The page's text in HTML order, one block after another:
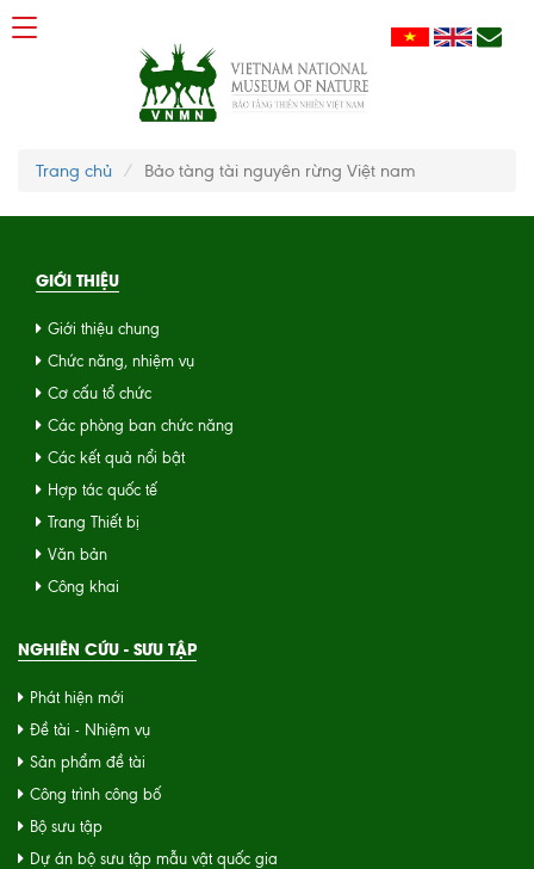
Trang chủ Bảo tàng tài nguyên rừng Việt nam
GIỚI THIỆU
Giới thiệu chung
Chức năng, nhiệm vụ
Cơ cấu tổ chức
Các phòng ban chức năng
Các kết quả nổi bật
Hợp tác quốc tế
Trang Thiết bị
Văn bản
Công khai
NGHIÊN CỨU - SƯU TẬP
Phát hiện mới
Đề tài - Nhiệm vụ
Sản phẩm đề tài
Công trình công bố
Bộ sưu tập
Dự án bộ sưu tập mẫu vật quốc gia